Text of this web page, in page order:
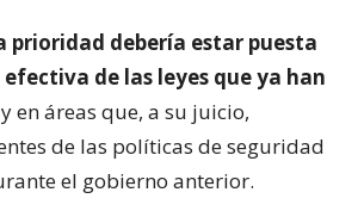
prioridad debería estar puesta
de las leyes que ya han
y en áreas que, a su juicio,
de las políticas de seguridad
el gobierno anterior.